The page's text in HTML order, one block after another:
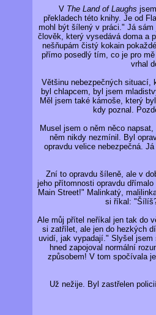
V The Land of Laughs
překladech této knihy. Je od
mohl být šílený v práci." Já
člověk, který vysedává doma a
nešňupám čistý kokain
přímo posedlý tím, co je pro
vrhal
Většinu nebezpečných situací,
byl chlapcem, byl jsem
Měl jsem také kámoše, který
kdy poznal.
Musel jsem o něm něco
něm nikdy nezmínil. Byl
opravdu velice nebezpečná.
Zní to opravdu šíleně, ale v
jeho přítomnosti opravdu
Main Street!" Malinkatý,
si říkal:
Ale můj přítel neříkal jen tak do
si zatřílet, ale jen do hezkých
uvidí, jak vypadají." Slyšel
hned zapojoval normální
způsobem! V tom spočívala
Už nežije. Byl zastřelen